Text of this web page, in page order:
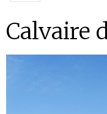
Calvaire